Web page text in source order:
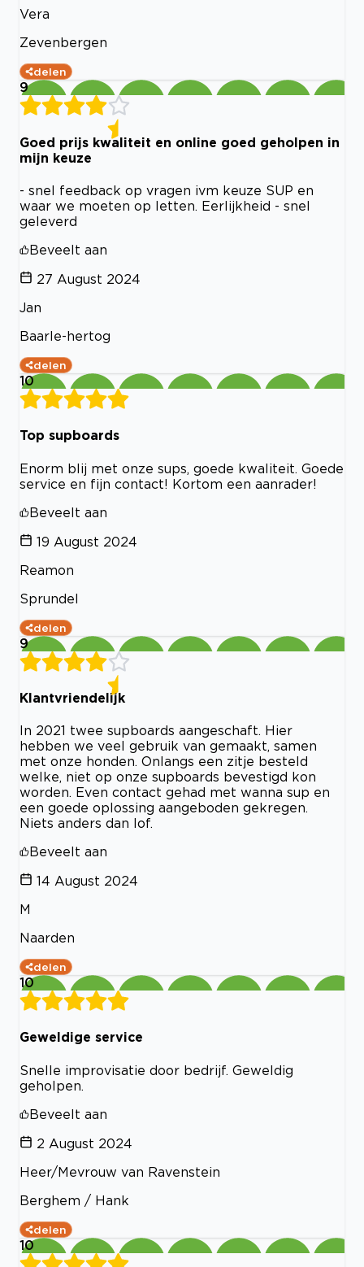
Vera
Zevenbergen
delen
9
Goed prijs kwaliteit en online goed geholpen in
mijn keuze
- snel feedback op vragen ivm keuze SUP en
waar we moeten op letten. Eerlijkheid - snel
geleverd
Beveelt aan
27 August 2024
Jan
Baarle-hertog
delen
10
Top supboards
Enorm blij met onze sups, goede kwaliteit. Goede
service en fijn contact! Kortom een aanrader!
Beveelt aan
19 August 2024
Reamon
Sprundel
delen
9
Klantvriendelijk
In 2021 twee supboards aangeschaft. Hier
hebben we veel gebruik van gemaakt, samen
met onze honden. Onlangs een zitje besteld
welke, niet op onze supboards bevestigd kon
worden. Even contact gehad met wanna sup en
een goede oplossing aangeboden gekregen.
Niets anders dan lof.
Beveelt aan
14 August 2024
M
Naarden
delen
10
Geweldige service
Snelle improvisatie door bedrijf. Geweldig
geholpen.
Beveelt aan
2 August 2024
Heer/Mevrouw van Ravenstein
Berghem / Hank
delen
10